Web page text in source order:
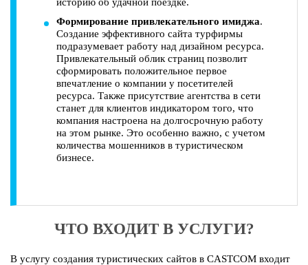
Формирование привлекательного имиджа.
Создание эффективного сайта турфирмы
подразумевает работу над дизайном ресурса.
Привлекательный облик страниц позволит
сформировать положительное первое
впечатление о компании у посетителей
ресурса. Также присутствие агентства в сети
станет для клиентов индикатором того, что
компания настроена на долгосрочную работу
на этом рынке. Это особенно важно, с учетом
количества мошенников в туристическом
бизнесе.
ЧТО ВХОДИТ В УСЛУГИ?
В услугу создания туристических сайтов в CASTCOM входит